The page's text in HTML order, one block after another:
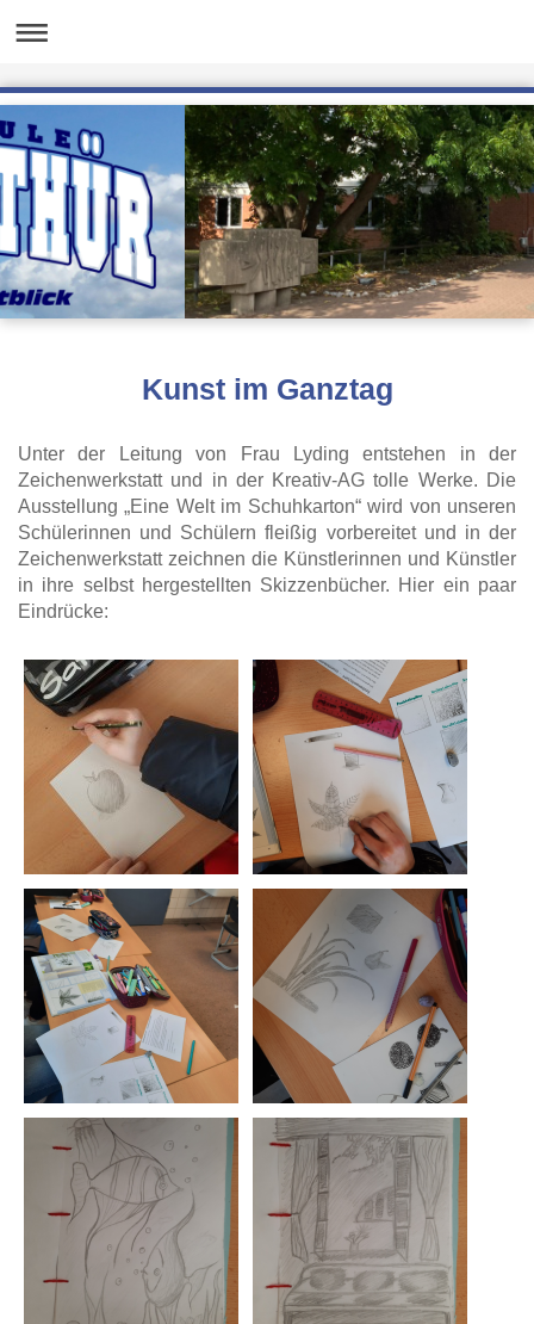
Kunst im Ganztag
Unter der Leitung von Frau Lyding entstehen in der
Zeichenwerkstatt und in der Kreativ-AG tolle Werke. Die
Ausstellung „Eine Welt im Schuhkarton“ wird von unseren
Schülerinnen und Schülern fleißig vorbereitet und in der
Zeichenwerkstatt zeichnen die Künstlerinnen und Künstler
in ihre selbst hergestellten Skizzenbücher. Hier ein paar
Eindrücke: